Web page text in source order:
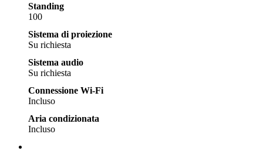
Standing
100
Sistema di proiezione
Su richiesta
Sistema audio
Su richiesta
Connessione Wi-Fi
Incluso
Aria condizionata
Incluso